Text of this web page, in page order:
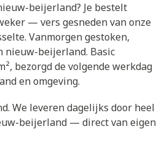
beijerland? Je bestelt
— vers gesneden van onze
Vanmorgen gestoken,
nieuw-beijerland. Basic
bezorgd de volgende werkdag
en omgeving.
We leveren dagelijks door heel
beijerland — direct van eigen